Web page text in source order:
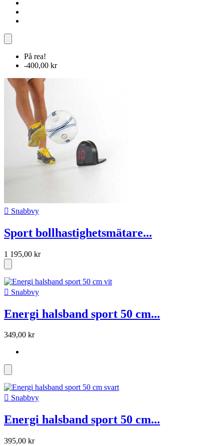
På rea!
-400,00 kr
 Snabbvy
Sport bollhastighetsmätare...
1 195,00 kr
 Snabbvy
Energi halsband sport 50 cm...
349,00 kr
 Snabbvy
Energi halsband sport 50 cm...
395,00 kr